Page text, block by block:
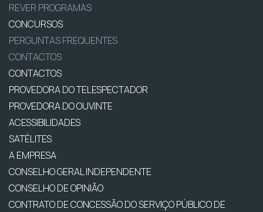
REVER PROGRAMAS
CONCURSOS
PERGUNTAS FREQUENTES
CONTACTOS
CONTACTOS
PROVEDORA DO TELESPECTADOR
PROVEDORA DO OUVINTE
ACESSIBILIDADES
SATÉLITES
A EMPRESA
CONSELHO GERAL INDEPENDENTE
CONSELHO DE OPINIÃO
CONTRATO DE CONCESSÃO DO SERVIÇO PÚBLICO DE